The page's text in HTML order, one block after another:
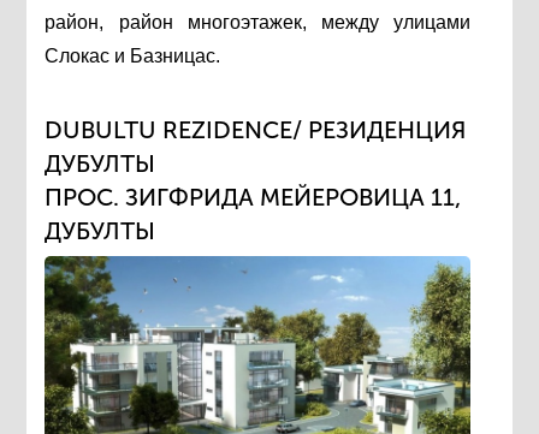
район, район многоэтажек, между улицами
Слокас и Базницас.
DUBULTU REZIDENCE/ РЕЗИДЕНЦИЯ
ДУБУЛТЫ
ПРОС. ЗИГФРИДА МЕЙЕРОВИЦА 11,
ДУБУЛТЫ